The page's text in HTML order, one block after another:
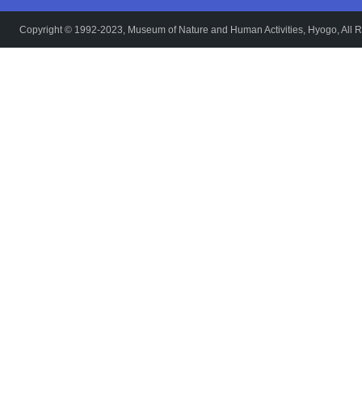
Copyright © 1992-2023, Museum of Nature and Human Activities, Hyogo, All